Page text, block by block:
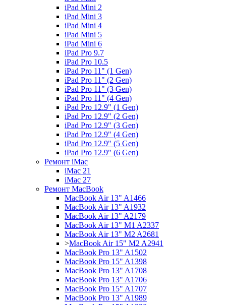
iPad Mini 2
iPad Mini 3
iPad Mini 4
iPad Mini 5
iPad Mini 6
iPad Pro 9.7
iPad Pro 10.5
iPad Pro 11" (1 Gen)
iPad Pro 11" (2 Gen)
iPad Pro 11" (3 Gen)
iPad Pro 11" (4 Gen)
iPad Pro 12.9" (1 Gen)
iPad Pro 12.9" (2 Gen)
iPad Pro 12.9" (3 Gen)
iPad Pro 12.9" (4 Gen)
iPad Pro 12.9" (5 Gen)
iPad Pro 12.9" (6 Gen)
Ремонт iMac
iMac 21
iMac 27
Ремонт MacBook
MacBook Air 13" A1466
MacBook Air 13" A1932
MacBook Air 13" A2179
MacBook Air 13" M1 A2337
MacBook Air 13" M2 A2681
>MacBook Air 15" M2 A2941
MacBook Pro 13" A1502
MacBook Pro 15" A1398
MacBook Pro 13" A1708
MacBook Pro 13" A1706
MacBook Pro 15" A1707
MacBook Pro 13" A1989